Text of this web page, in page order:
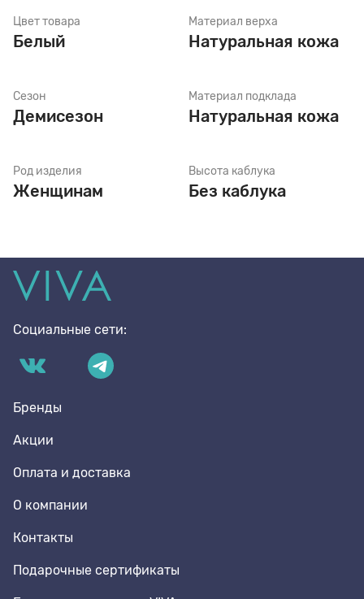
Цвет товара
Белый
Сезон
Демисезон
Род изделия
Женщинам
Материал верха
Натуральная кожа
Материал подклада
Натуральная кожа
Высота каблука
Без каблука
Социальные сети:
Бренды
Акции
Оплата и доставка
О компании
Контакты
Подарочные сертификаты
Щетки